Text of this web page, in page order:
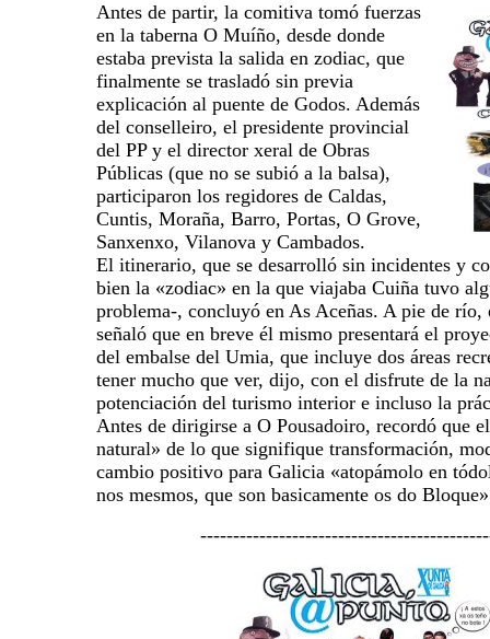
Antes de partir, la comitiva tomó fuerzas
en la taberna O Muíño, desde donde
estaba prevista la salida en zodiac, que
finalmente se trasladó sin previa
explicación al puente de Godos. Además
del conselleiro, el presidente provincial
del PP y el director xeral de Obras
Públicas (que no se subió a la balsa),
participaron los regidores de Caldas,
Cuntis, Moraña, Barro, Portas, O Grove,
Sanxenxo, Vilanova y Cambados.
El itinerario, que se desarrolló sin incidentes y
bien la «zodiac» en la que viajaba Cuiña tuvo
problema-, concluyó en As Aceñas. A pie de río,
señaló que en breve él mismo presentará el
del embalse del Umia, que incluye dos áreas
tener mucho que ver, dijo, con el disfrute de la
potenciación del turismo interior e incluso la
Antes de dirigirse a O Pousadoiro, recordó que
natural» de lo que signifique transformación,
cambio positivo para Galicia «atopámolo en
nos mesmos, que son basicamente os do